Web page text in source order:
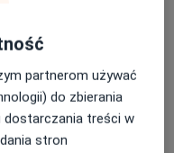
/poczucie własnej
pracę terapeutyczną
się w nowej karcie
wizyt przez
partnerom używać
do zbierania
treści w
stron